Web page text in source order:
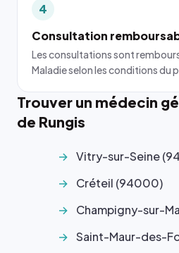
4
Consultation
Les consultations sont
Maladie selon les conditions du
Trouver un médecin
de Rungis
Vitry-sur-Seine
Créteil (94000)
Champigny-sur-
Saint-Maur-des-